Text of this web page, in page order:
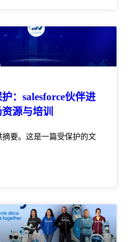
：salesforce伙伴进
源与培训
摘要。这是一篇受保护的文